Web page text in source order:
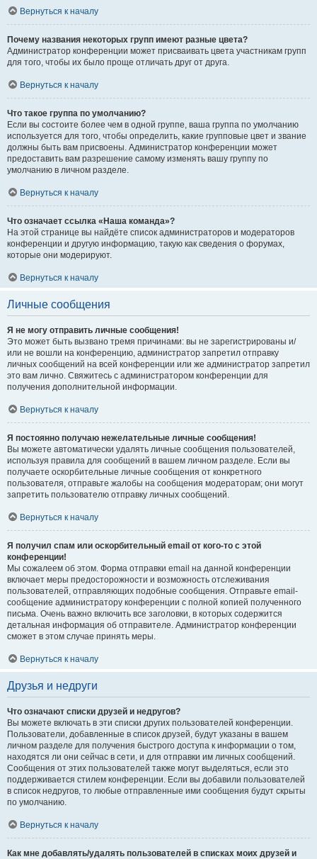
Вернуться к началу
Почему названия некоторых групп имеют разные цвета?
Администратор конференции может присваивать цвета участникам групп
для того, чтобы их было проще отличать друг от друга.
Вернуться к началу
Что такое группа по умолчанию?
Если вы состоите более чем в одной группе, ваша группа по умолчанию
используется для того, чтобы определить, какие групповые цвет и звание
должны быть вам присвоены. Администратор конференции может
предоставить вам разрешение самому изменять вашу группу по
умолчанию в личном разделе.
Вернуться к началу
Что означает ссылка «Наша команда»?
На этой странице вы найдёте список администраторов и модераторов
конференции и другую информацию, такую как сведения о форумах,
которые они модерируют.
Вернуться к началу
Личные сообщения
Я не могу отправить личные сообщения!
Это может быть вызвано тремя причинами: вы не зарегистрированы и/
или не вошли на конференцию, администратор запретил отправку
личных сообщений на всей конференции или же администратор запретил
это вам лично. Свяжитесь с администратором конференции для
получения дополнительной информации.
Вернуться к началу
Я постоянно получаю нежелательные личные сообщения!
Вы можете автоматически удалять личные сообщения пользователей,
используя правила для сообщений в вашем личном разделе. Если вы
получаете оскорбительные личные сообщения от конкретного
пользователя, отправьте жалобы на сообщения модераторам; они могут
запретить пользователю отправку личных сообщений.
Вернуться к началу
Я получил спам или оскорбительный email от кого-то с этой
конференции!
Мы сожалеем об этом. Форма отправки email на данной конференции
включает меры предосторожности и возможность отслеживания
пользователей, отправляющих подобные сообщения. Отправьте email-
сообщение администратору конференции с полной копией полученного
письма. Очень важно включить все заголовки, в которых содержится
детальная информация об отправителе. Администратор конференции
сможет в этом случае принять меры.
Вернуться к началу
Друзья и недруги
Что означают списки друзей и недругов?
Вы можете включать в эти списки других пользователей конференции.
Пользователи, добавленные в список друзей, будут указаны в вашем
личном разделе для получения быстрого доступа к информации о том,
находятся ли они сейчас в сети, и для отправки им личных сообщений.
Сообщения от этих пользователей также могут выделяться, если это
поддерживается стилем конференции. Если вы добавили пользователей
в список недругов, то любые отправленные ими сообщения будут скрыты
по умолчанию.
Вернуться к началу
Как мне добавлять/удалять пользователей в списках моих друзей и